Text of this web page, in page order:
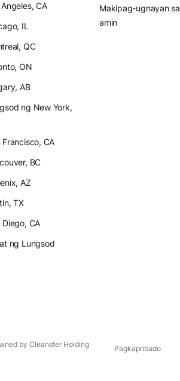
CA
IL
QC
ON
AB
ng New York,
Francisco, CA
BC
AZ
TX
Diego, CA
ng Lungsod
Makipag-ugnayan sa
amin
by Cleanster Holding
Pagkapribado